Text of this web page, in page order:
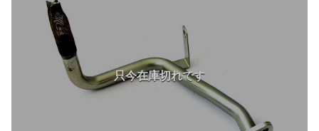
サスペンション・ブレーキ
タイヤ・ホイール
レーシングパーツ